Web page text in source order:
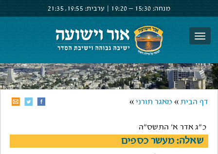
מנחה: 15:30 –
19:20 ערבית: 19:55,
21:35
דף הבית » מאגר תורני »
כ"ג אדר א' התשס"ה
שאלה: מעשר כספים